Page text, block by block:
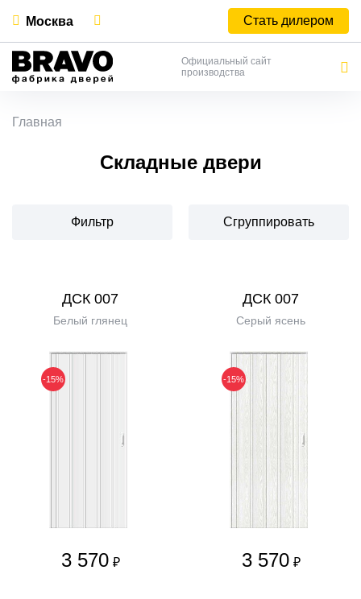
Москва Стать дилером
Официальный сайт
производства
Главная
Складные двери
Фильтр Сгруппировать
ДСК 007
Белый глянец
-15%
3 570 ₽
ДСК 007
Серый ясень
-15%
3 570 ₽